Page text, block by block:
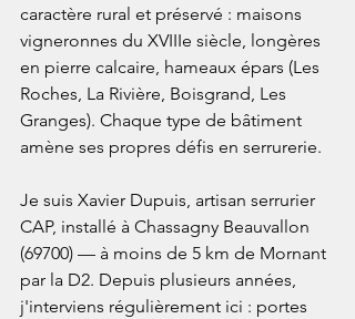
caractère rural et préservé : maisons
vigneronnes du XVIIIe siècle, longères
en pierre calcaire, hameaux épars (Les
Roches, La Rivière, Boisgrand, Les
Granges). Chaque type de bâtiment
amène ses propres défis en serrurerie.
Je suis Xavier Dupuis, artisan serrurier
CAP, installé à Chassagny Beauvallon
(69700) — à moins de 5 km de Mornant
par la D2. Depuis plusieurs années,
j'interviens régulièrement ici : portes